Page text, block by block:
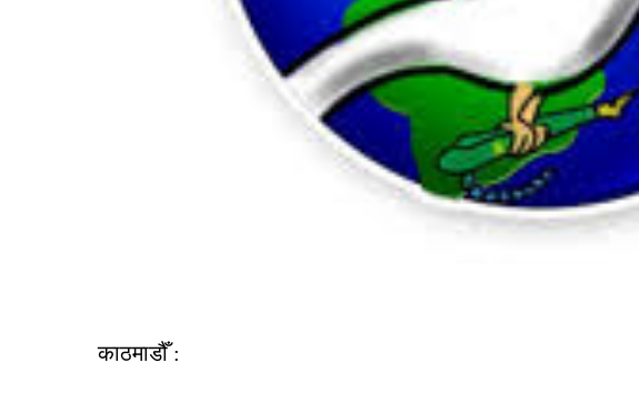
काठमाडौँ :